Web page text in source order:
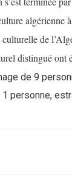
algérienne
de
distingué ont